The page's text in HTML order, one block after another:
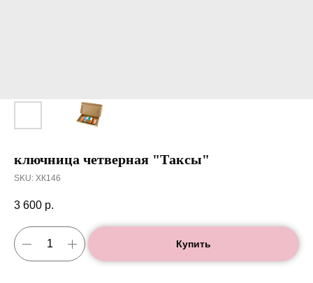
ключница четверная "Таксы"
SKU: ХК146
3 600 р.
Купить